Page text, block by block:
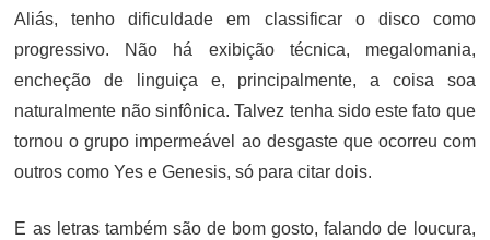
Aliás, tenho dificuldade em classificar o disco como
progressivo. Não há exibição técnica, megalomania,
encheção de linguiça e, principalmente, a coisa soa
naturalmente não sinfônica. Talvez tenha sido este fato que
tornou o grupo impermeável ao desgaste que ocorreu com
outros como Yes e Genesis, só para citar dois.
E as letras também são de bom gosto, falando de loucura,